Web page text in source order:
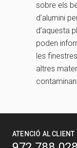
sobre els
d’alumini
d’aquesta
poden
les
altres
ATENCIÓ AL CLIENT